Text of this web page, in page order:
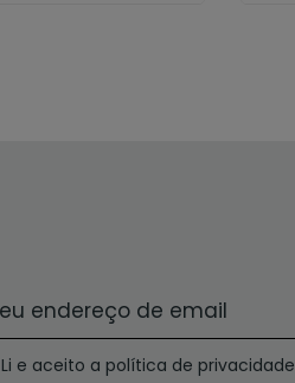
Li e aceito a política de privacidade